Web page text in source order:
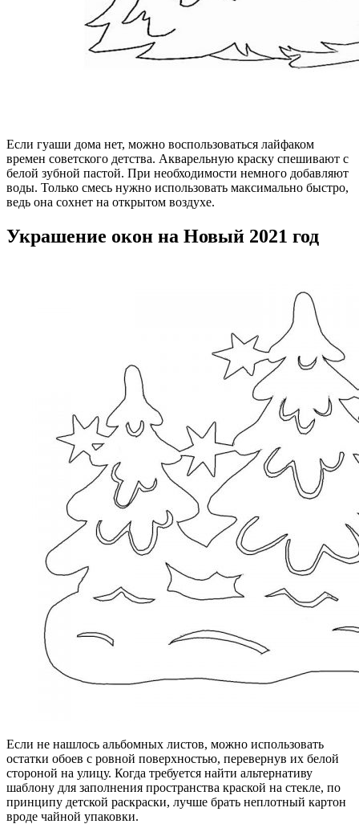
Если гуаши дома нет, можно воспользоваться лайфаком
времен советского детства. Акварельную краску спешивают с
белой зубной пастой. При необходимости немного добавляют
воды. Только смесь нужно использовать максимально быстро,
ведь она сохнет на открытом воздухе.
Украшение окон на Новый 2021 год
Если не нашлось альбомных листов, можно использовать
остатки обоев с ровной поверхностью, перевернув их белой
стороной на улицу. Когда требуется найти альтернативу
шаблону для заполнения пространства краской на стекле, по
принципу детской раскраски, лучше брать неплотный картон
вроде чайной упаковки.